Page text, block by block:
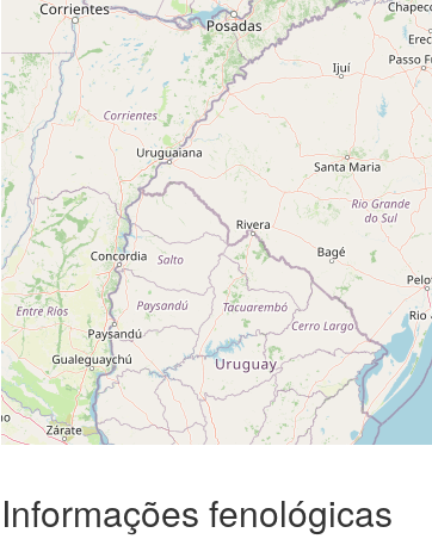
Informações fenológicas